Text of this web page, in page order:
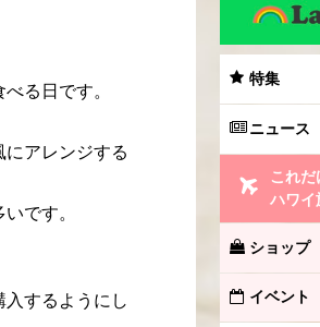
る日です。
アレンジする
です。
するようにし
特集
ニュース
これだ
ハワイ
ショップ
イベント